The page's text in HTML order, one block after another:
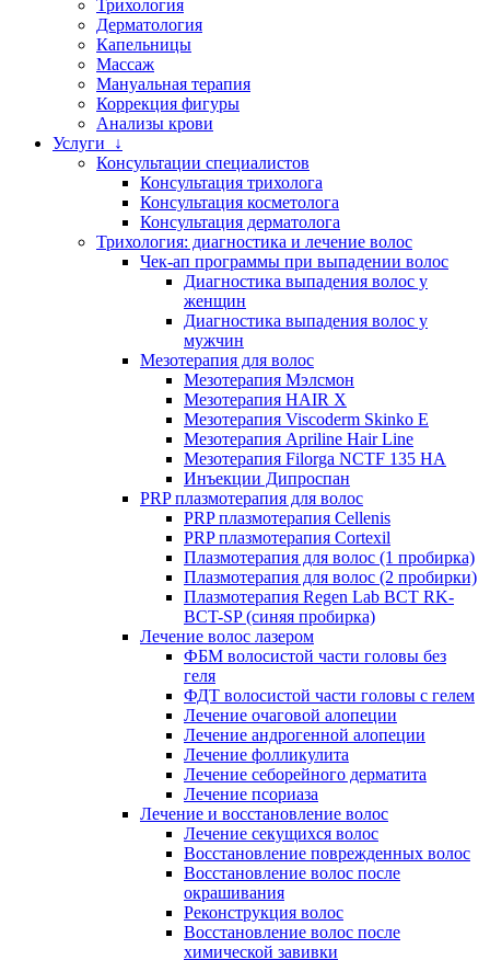
Трихология
Дерматология
Капельницы
Массаж
Мануальная терапия
Коррекция фигуры
Анализы крови
Услуги ↓
Консультации специалистов
Консультация трихолога
Консультация косметолога
Консультация дерматолога
Трихология: диагностика и лечение волос
Чек-ап программы при выпадении волос
Диагностика выпадения волос у
женщин
Диагностика выпадения волос у
мужчин
Мезотерапия для волос
Мезотерапия Мэлсмон
Мезотерапия HAIR X
Мезотерапия Viscoderm Skinko E
Мезотерапия Apriline Hair Line
Мезотерапия Filorga NCTF 135 HA
Инъекции Дипроспан
PRP плазмотерапия для волос
PRP плазмотерапия Cellenis
PRP плазмотерапия Cortexil
Плазмотерапия для волос (1 пробирка)
Плазмотерапия для волос (2 пробирки)
Плазмотерапия Regen Lab BCT RK-
BCT-SP (синяя пробирка)
Лечение волос лазером
ФБМ волосистой части головы без
геля
ФДТ волосистой части головы с гелем
Лечение очаговой алопеции
Лечение андрогенной алопеции
Лечение фолликулита
Лечение себорейного дерматита
Лечение псориаза
Лечение и восстановление волос
Лечение секущихся волос
Восстановление поврежденных волос
Восстановление волос после
окрашивания
Реконструкция волос
Восстановление волос после
химической завивки